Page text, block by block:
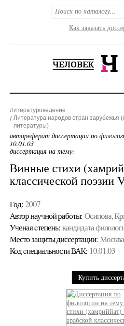
Как заказать
Литературоведение
Литература народов стран зарубежья
литературы)
автореферат диссертации по
10.01.03
диссертация на тему:
Винные стихи
классической поэзии
Год: 2007
Автор научной работы: Осипова,
Ученая cтепень: кандидата
Место защиты диссертации: Москва
Код cпециальности ВАК: 10.01.03
Купить